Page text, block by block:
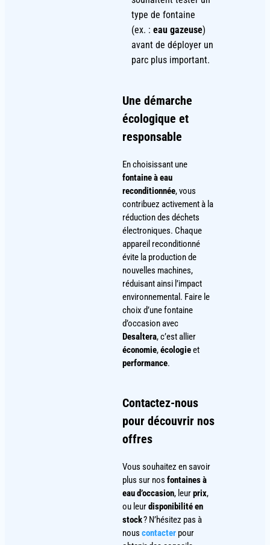
type de fontaine
(ex. :eau gazeuse)
avant de déployer un
parc plus important.
Une démarche
écologique et
responsable
En choisissant une
fontaine à eau
reconditionnée, vous
contribuez activement à la
réduction des déchets
électroniques. Chaque
appareil reconditionné
évite la production de
nouvelles machines,
réduisant ainsi l’impact
environnemental. Faire le
choix d’une fontaine
d’occasion avec
Desaltera, c’est allier
économie,écologieet
performance.
Contactez-nous
pour découvrir nos
offres
Vous souhaitez en savoir
plus sur nosfontaines à
eau d’occasion, leurprix,
ou leurdisponibilité en
stock? N’hésitez pas à
nouscontacter pour